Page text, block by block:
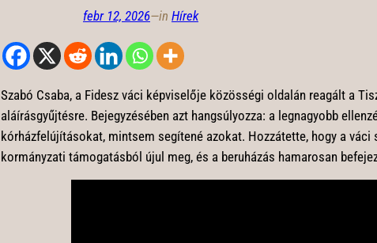
febr 12, 2026—in Hírek
Szabó Csaba, a Fidesz váci képviselője közösségi oldalán reagált a
aláírásgyűjtésre. Bejegyzésében azt hangsúlyozza: a legnagyobb
kórházfelújításokat, mintsem segítené azokat. Hozzátette, hogy a váci
kormányzati támogatásból újul meg, és a beruházás hamarosan